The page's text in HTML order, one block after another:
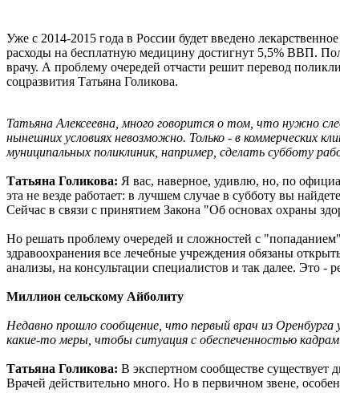
Уже с 2014-2015 года в России будет введено
расходы на бесплатную медицину достигнут 5,5% ВВП.
врачу. А проблему очередей отчасти решит перевод
соцразвития Татьяна Голикова.
Татьяна Алексеевна, много говорится о том, что нужно
нынешних условиях невозможно. Только - в коммерческих
муниципальных поликлиник, например, сделать субботу
Татьяна Голикова: Я вас, наверное, удивлю, но, по
эта не везде работает: в лучшем случае в субботу вы
Сейчас в связи с принятием Закона "Об основах охраны
Но решать проблему очередей и сложностей с
здравоохранения все лечебные учреждения обязаны
анализы, на консультации специалистов и так далее. Это -
Миллион сельскому Айболиту
Недавно прошло сообщение, что первый врач из
какие-то меры, чтобы ситуация с обеспеченностью
Татьяна Голикова: В экспертном сообществе существует
Врачей действительно много. Но в первичном звене,